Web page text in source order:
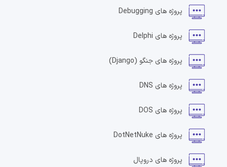
پروژه های Debugging
پروژه های Delphi
پروژه های جنگو (Django)
پروژه های DNS
پروژه های DOS
پروژه های DotNetNuke
پروژه های دروپال